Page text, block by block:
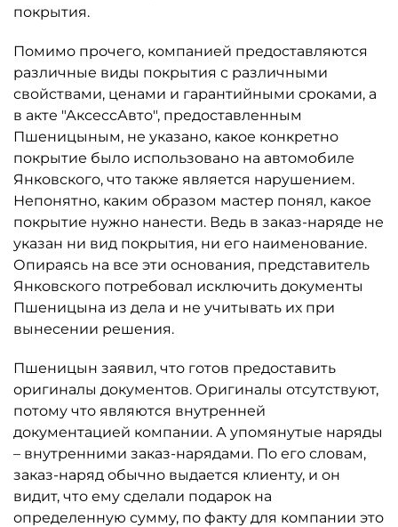
покрытия.
Помимо прочего, компанией предоставляются
различные виды покрытия с различными
свойствами, ценами и гарантийными сроками, а
в акте "АксессАвто", предоставленным
Пшеницыным, не указано, какое конкретно
покрытие было использовано на автомобиле
Янковского, что также является нарушением.
Непонятно, каким образом мастер понял, какое
покрытие нужно нанести. Ведь в заказ-наряде не
указан ни вид покрытия, ни его наименование.
Опираясь на все эти основания, представитель
Янковского потребовал исключить документы
Пшеницына из дела и не учитывать их при
вынесении решения.
Пшеницын заявил, что готов предоставить
оригиналы документов. Оригиналы отсутствуют,
потому что являются внутренней
документацией компании. А упомянутые наряды
– внутренними заказ-нарядами. По его словам,
заказ-наряд обычно выдается клиенту, и он
видит, что ему сделали подарок на
определенную сумму, по факту для компании это